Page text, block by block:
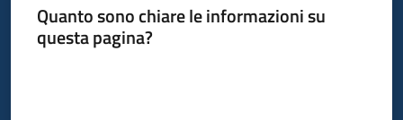
Quanto sono chiare le informazioni su
questa pagina?